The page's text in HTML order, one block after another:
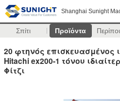
Shanghai Sunight
Σπίτι Προϊόντα
20 φτηνός επισκευασμένος
Hitachi ex200-1 τόνου
Φίτζι